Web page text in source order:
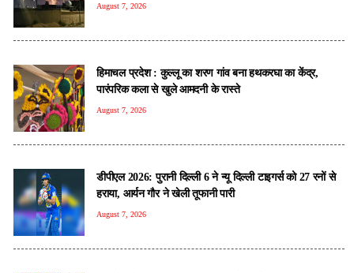
August 7, 2026
हिमाचल प्रदेश : कुल्लू का शरण गांव बना हथकरघा का केंद्र,
पारंपरिक कला से खुले आमदनी के रास्ते
August 7, 2026
डीपीएल 2026: पुरानी दिल्ली 6 ने न्यू दिल्ली टाइगर्स को 27 रनों से
हराया, आर्यन गौर ने खेली तूफानी पारी
August 7, 2026